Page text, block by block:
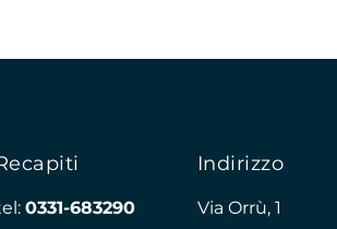
0331-683290
Indirizzo
Via Orrù, 1